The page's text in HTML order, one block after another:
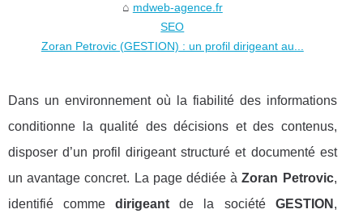
mdweb-agence.fr
SEO
Zoran Petrovic (GESTION) : un profil dirigeant au...
Dans un environnement où la fiabilité des informations
conditionne la qualité des décisions et des contenus,
disposer d’un profil dirigeant structuré et documenté est
un avantage concret. La page dédiée àZoran Petrovic,
identifié commedirigeant de la société GESTION ,